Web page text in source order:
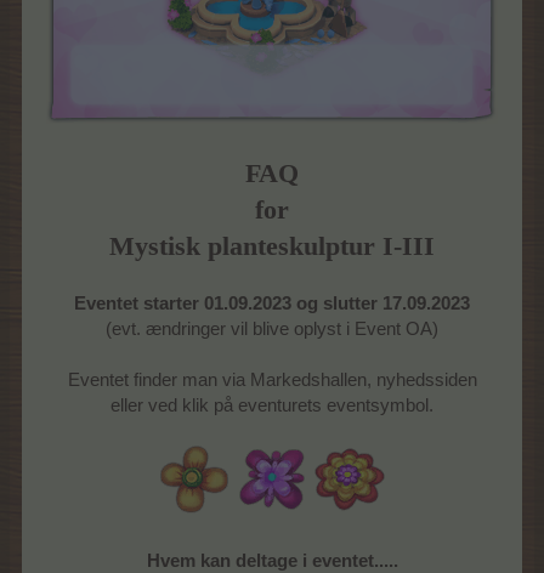
FAQ
for
Mystisk planteskulptur I-III
Eventet starter 01.09.2023 og slutter 17.09.2023
(evt. ændringer vil blive oplyst i Event OA)
Eventet finder man via Markedshallen, nyhedssiden
eller ved klik på eventurets eventsymbol.
Hvem kan deltage i eventet.....